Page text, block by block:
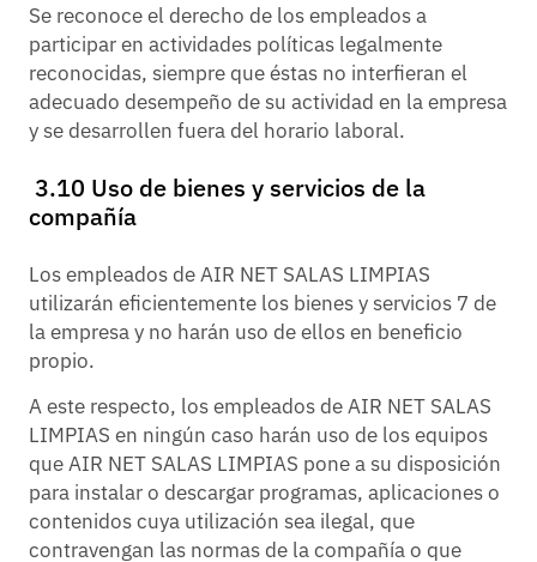
Se reconoce el derecho de los empleados a
participar en actividades políticas legalmente
reconocidas, siempre que éstas no interfieran el
adecuado desempeño de su actividad en la empresa
y se desarrollen fuera del horario laboral.
3.10 Uso de bienes y servicios de la
compañía
Los empleados de AIR NET SALAS LIMPIAS
utilizarán eficientemente los bienes y servicios 7 de
la empresa y no harán uso de ellos en beneficio
propio.
A este respecto, los empleados de AIR NET SALAS
LIMPIAS en ningún caso harán uso de los equipos
que AIR NET SALAS LIMPIAS pone a su disposición
para instalar o descargar programas, aplicaciones o
contenidos cuya utilización sea ilegal, que
contravengan las normas de la compañía o que